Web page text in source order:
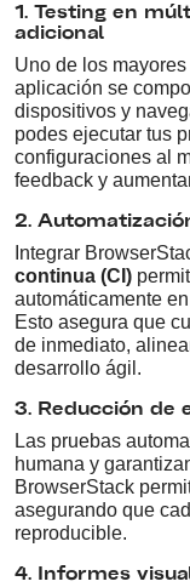
1. Testing en
adicional
Uno de los
aplicación se
dispositivos y
podes ejecutar tus
configuraciones al
feedback y
2.
Integrar
continua (CI)
automáticamente
Esto asegura que
de inmediato,
desarrollo ágil.
3. Reducción de
Las pruebas
humana y
BrowserStack
asegurando que
reproducible.
4. Informes